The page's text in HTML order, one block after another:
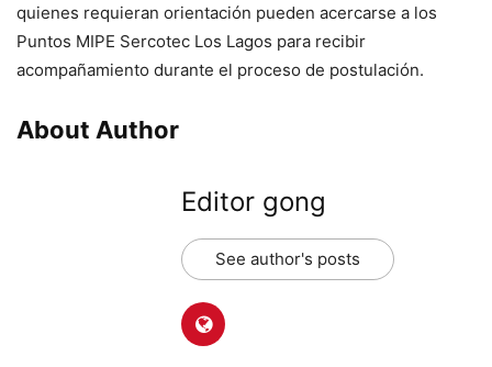
quienes requieran orientación pueden acercarse a los
Puntos MIPE Sercotec Los Lagos para recibir
acompañamiento durante el proceso de postulación.
About Author
Editor gong
See author's posts